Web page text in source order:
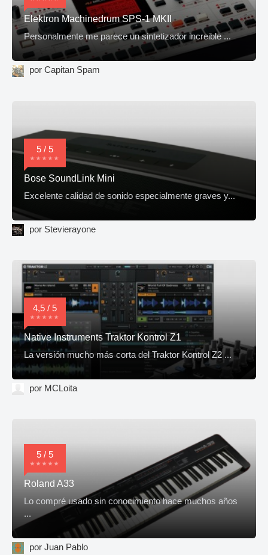
Elektron Machinedrum SPS-1 MKII
Personalmente me parece un sintetizador increible ...
por Capitan Spam
5 / 5
Bose SoundLink Mini
Excelente calidad de sonido especialmente graves y...
por Stevierayone
4,5 / 5
Native Instruments Traktor Kontrol Z1
La versión mucho más corta del Traktor Kontrol Z2 ...
por MCLoita
5 / 5
Roland A33
Lo compré usado sin conocimiento hace muchos años
...
por Juan Pablo